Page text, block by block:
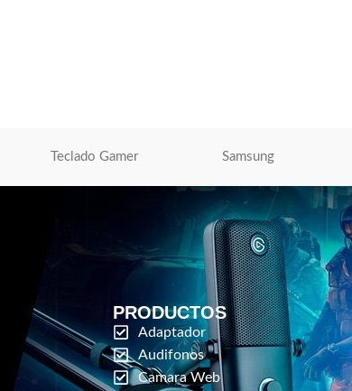
Teclado Gamer Samsung
PRODUCTOS
Adaptador
Audifonos
Camara Web